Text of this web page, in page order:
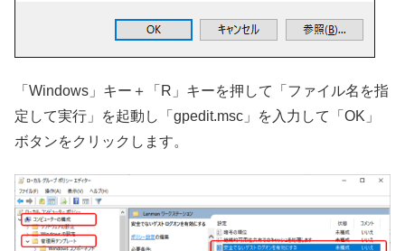
「Windows」キー＋「R」キーを押して「ファイル名を指
定して実行」を起動し「gpedit.msc」を入力して「OK」
ボタンをクリックします。